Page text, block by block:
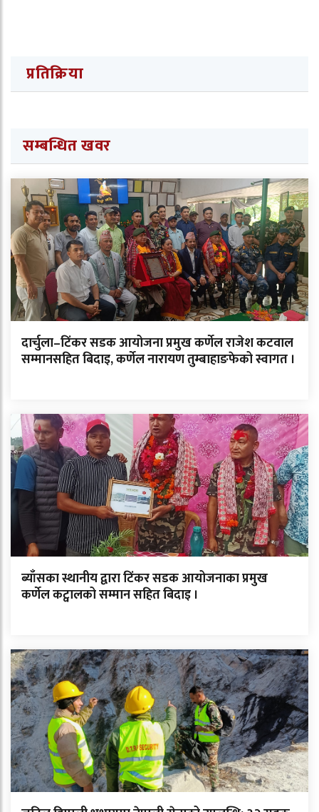
प्रतिक्रिया
सम्बन्धित खवर
दार्चुला–टिंकर सडक आयोजना प्रमुख कर्णेल राजेश कटवाल
सम्मानसहित बिदाइ, कर्णेल नारायण तुम्बाहाङफेको स्वागत ।
ब्याँसका स्थानीय द्वारा टिंकर सडक आयोजनाका प्रमुख
कर्णेल कट्वालको सम्मान सहित बिदाइ ।